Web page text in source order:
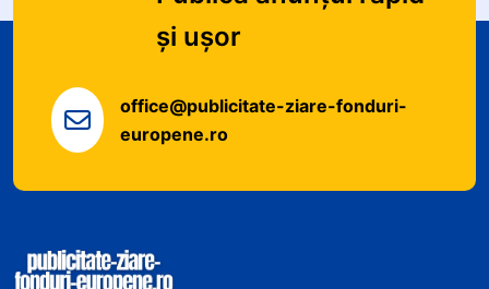
și ușor
office@publicitate-ziare-fonduri-
europene.ro